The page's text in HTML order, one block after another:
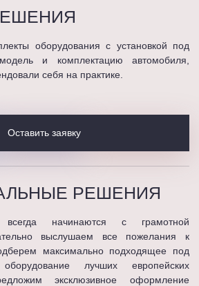
оборудования с установкой под
и комплектацию автомобиля,
себя на практике.
Оставить заявку
РЕШЕНИЯ
начинаются с грамотной
выслушаем все пожелания к
максимально подходящее под
лучших европейских
эксклюзивное оформление